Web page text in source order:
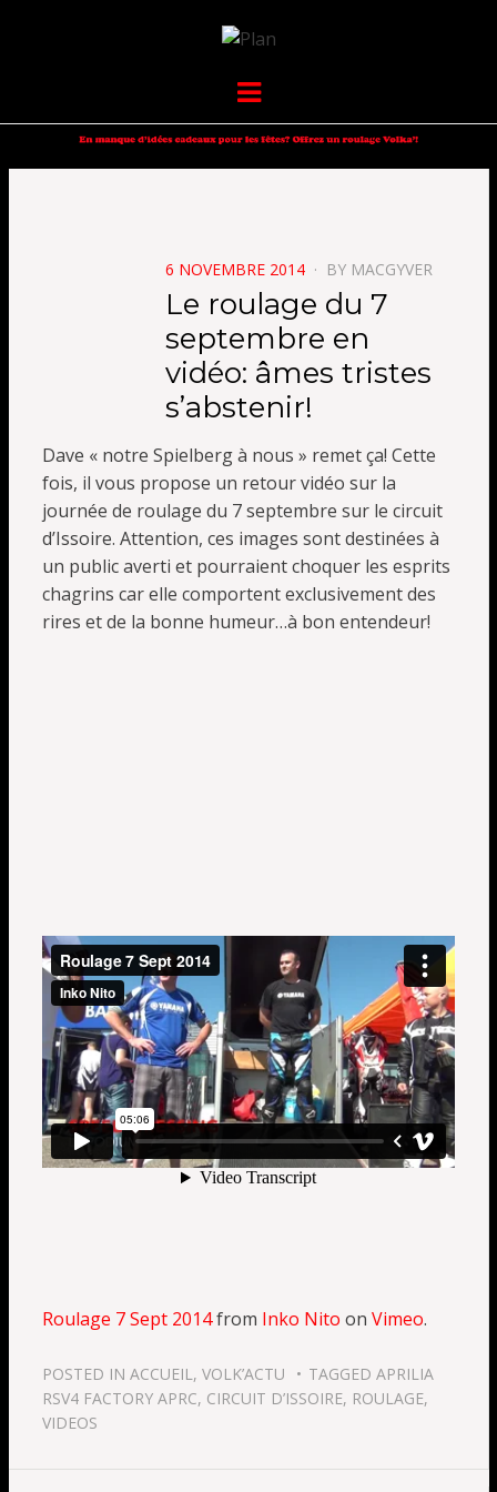
VOLKANIK-
ENDURANCE
Menu
POSTED
ON
6 NOVEMBRE 2014 BY MACGYVER
Le roulage du 7
septembre en
vidéo: âmes tristes
s’abstenir!
Dave « notre Spielberg à nous » remet ça! Cette
fois, il vous propose un retour vidéo sur la
journée de roulage du 7 septembre sur le circuit
d’Issoire. Attention, ces images sont destinées à
un public averti et pourraient choquer les esprits
chagrins car elle comportent exclusivement des
rires et de la bonne humeur…à bon entendeur!
Roulage 7 Sept 2014from Inko Nito on Vimeo.
POSTED IN ACCUEIL, VOLK’ACTU TAGGED APRILIA
RSV4 FACTORY APRC, CIRCUIT D’ISSOIRE, ROULAGE,
VIDEOS